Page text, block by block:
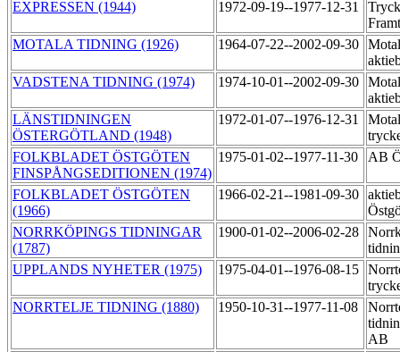
EXPRESSEN (1944)
1972-09-19--1977-12-31
MOTALA TIDNING (1926)
1964-07-22--2002-09-30
VADSTENA TIDNING (1974)
1974-10-01--2002-09-30
LÄNSTIDNINGEN
ÖSTERGÖTLAND (1948)
1972-01-07--1976-12-31
FOLKBLADET ÖSTGÖTEN
FINSPÅNGSEDITIONEN (1974)
1975-01-02--1977-11-30 AB
FOLKBLADET ÖSTGÖTEN
(1966)
1966-02-21--1981-09-30
NORRKÖPINGS TIDNINGAR
(1787)
1900-01-02--2006-02-28
UPPLANDS NYHETER (1975)
1975-04-01--1976-08-15
NORRTELJE TIDNING (1880)
1950-10-31--1977-11-08
AB